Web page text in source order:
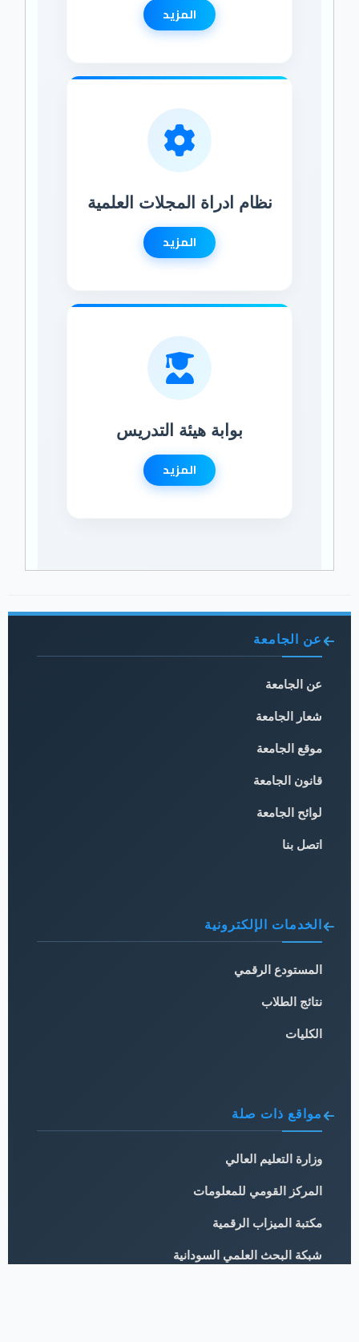
المزيد
نظام ادراة المجلات العلمية
المزيد
بوابة هيئة التدريس
المزيد
عن الجامعة
عن الجامعة
شعار الجامعة
موقع الجامعة
قانون الجامعة
لوائح الجامعة
اتصل بنا
الخدمات الإلكترونية
المستودع الرقمي
نتائج الطلاب
الكليات
مواقع ذات صلة
وزارة التعليم العالي
المركز القومي للمعلومات
مكتبة الميزاب الرقمية
شبكة البحث العلمي السودانية